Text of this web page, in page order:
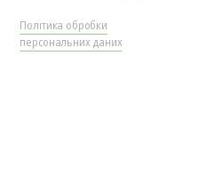
Політика обробки
персональних даних